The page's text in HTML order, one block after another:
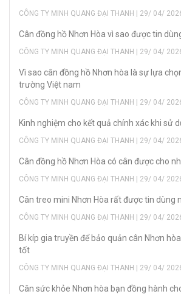
CÔNG TY MINH QUANG ĐẠI THANH | 29/ 04/
Cân đồng hồ Nhơn Hòa vì sao được tin
CÔNG TY MINH QUANG ĐẠI THANH | 29/ 04/
Vì sao cân đồng hồ Nhơn hòa là sự lựa
trường Việt nam
CÔNG TY MINH QUANG ĐẠI THANH | 29/ 04/
Kinh nghiệm cho kết quả chính xác khi sử
CÔNG TY MINH QUANG ĐẠI THANH | 29/ 04/
Cân đồng hồ Nhơn Hòa có cân được cho
CÔNG TY MINH QUANG ĐẠI THANH | 29/ 04/
Cân treo mini Nhơn Hòa rất được tin dùng
CÔNG TY MINH QUANG ĐẠI THANH | 29/ 04/
Bí kíp gia truyền để bảo quản cân Nhơn
tốt
CÔNG TY MINH QUANG ĐẠI THANH | 29/ 04/
Cân sức khỏe Nhơn hòa bạn đồng hành